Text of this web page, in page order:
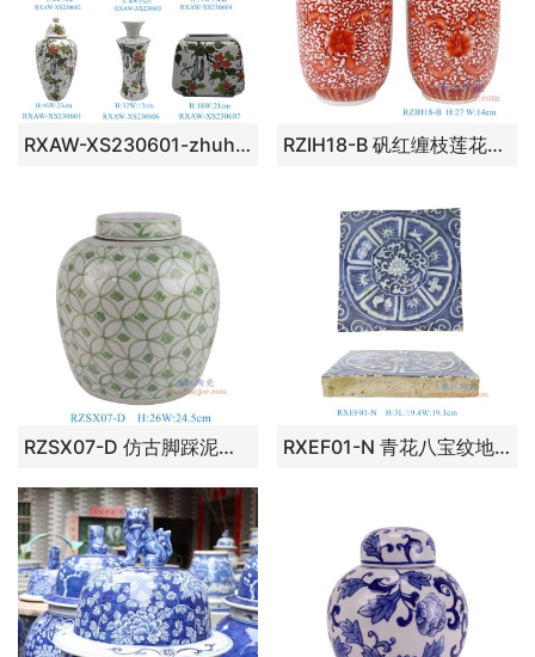
RXAW-XS230601-zhuhe 白底彩绘茄子花果纹将军罐 白底彩绘茄子花果纹直筒茶叶罐 白底彩绘茄子花果纹花瓶 白底彩绘茄子花果纹抽纸筒罐子 RZIH18-B 矾红缠枝莲花卉纹直筒盖罐一对； 高：27直径：14口径：12.3底径：9.2重量：1.45KG
RZSX07-D 仿古脚踩泥绿色铜钱纹明罐 高26直径24.5底径19重量3.5KG RXEF01-N 青花八宝纹地砖瓷板